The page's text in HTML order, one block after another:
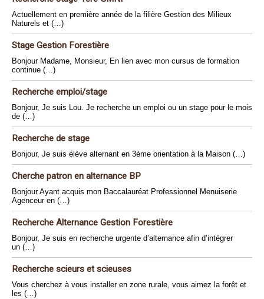
Actuellement en première année de la filière Gestion des Milieux
Naturels et (…)
Stage Gestion Forestière
Bonjour Madame, Monsieur, En lien avec mon cursus de formation
continue (…)
Recherche emploi/stage
Bonjour, Je suis Lou. Je recherche un emploi ou un stage pour le mois
de (…)
Recherche de stage
Bonjour, Je suis élève alternant en 3ème orientation à la Maison (…)
Cherche patron en alternance BP
Bonjour Ayant acquis mon Baccalauréat Professionnel Menuiserie
Agenceur en (…)
Recherche Alternance Gestion Forestière
Bonjour, Je suis en recherche urgente d’alternance afin d’intégrer
un (…)
Recherche scieurs et scieuses
Vous cherchez à vous installer en zone rurale, vous aimez la forêt et
les (…)